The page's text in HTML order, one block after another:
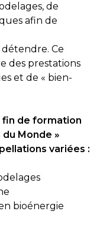
de
afin de
Ce
des prestations
et de « bien-
fin de formation
Monde »
variées :
bioénergie